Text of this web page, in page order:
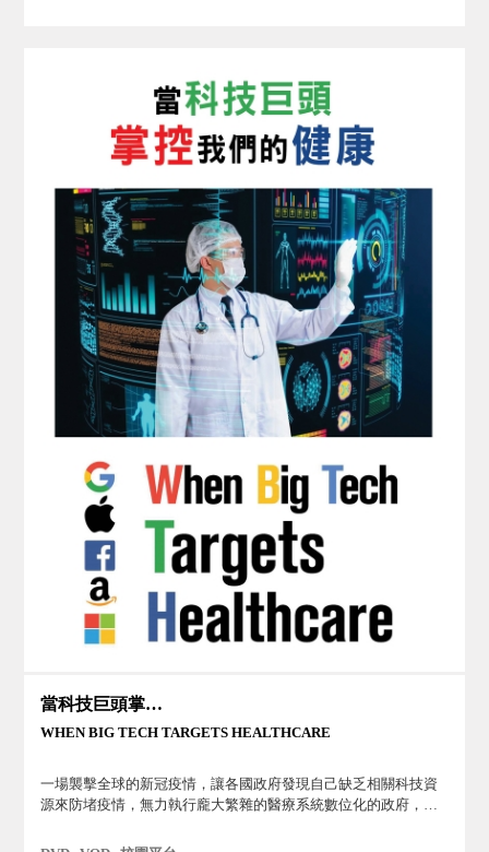
當科技巨頭掌控我們的健康
WHEN BIG TECH TARGETS HEALTHCARE
一場襲擊全球的新冠疫情，讓各國政府發現自己缺乏相關科技資
源來防堵疫情，無力執行龐大繁雜的醫療系統數位化的政府，將
向的企業的花言巧語背後，他們真正想透過跨足醫療界來獲得什